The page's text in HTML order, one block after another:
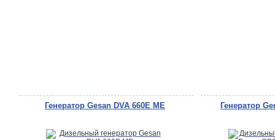
Генератор Gesan DVA 660E ME Генератор